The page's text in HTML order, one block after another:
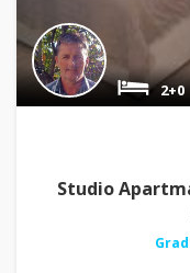
2+0
Studio